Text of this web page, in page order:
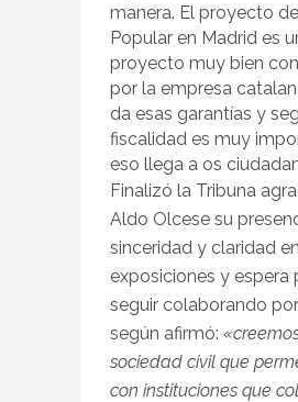
manera. El proyecto
Popular en Madrid es
proyecto muy bien
por la empresa
da esas garantías y
fiscalidad es muy
eso llega a os
Finalizó la Tribuna
Aldo Olcese su
sinceridad y claridad
exposiciones y espera
seguir colaborando
según afirmó:
sociedad civil que
con instituciones que